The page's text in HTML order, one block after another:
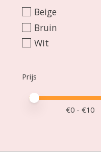
Beige
Bruin
Wit
Prijs
Minimale
Price maximum
€0 - €10